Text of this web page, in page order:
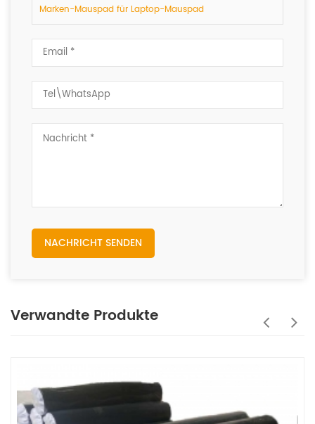
Marken-Mauspad für Laptop-Mauspad
NACHRICHT SENDEN
Verwandte Produkte